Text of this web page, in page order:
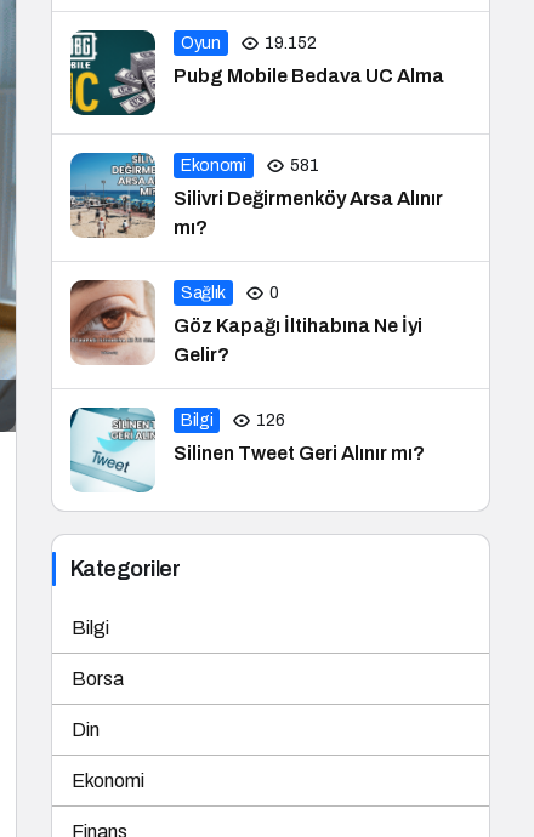
Oyun 19.152
Pubg Mobile Bedava UC Alma
Ekonomi 581
Silivri Değirmenköy Arsa Alınır
mı?
Sağlık 0
Göz Kapağı İltihabına Ne İyi
Gelir?
Bilgi 126
Silinen Tweet Geri Alınır mı?
Kategoriler
Bilgi
Borsa
Din
Ekonomi
Finans